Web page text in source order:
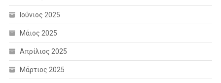
Ιούνιος 2025
Μάιος 2025
Απρίλιος 2025
Μάρτιος 2025